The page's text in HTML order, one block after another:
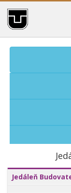
Jedáleň